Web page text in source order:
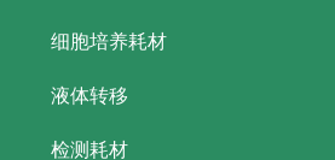
细胞培养耗材
液体转移
检测耗材